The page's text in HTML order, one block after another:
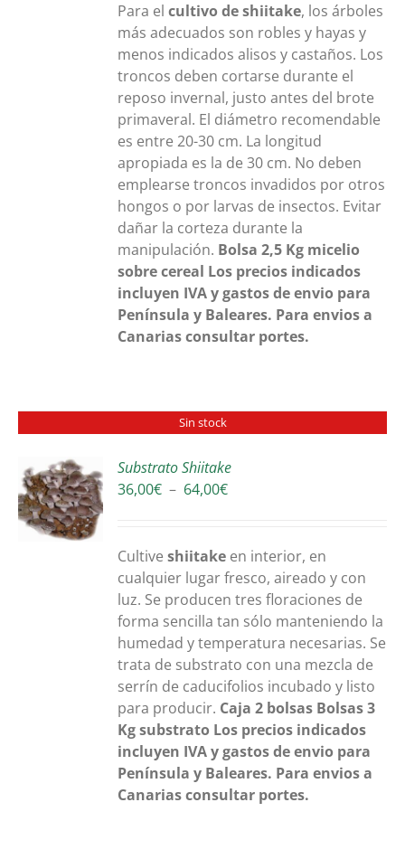
Para elcultivo de shiitake, los árboles
más adecuados son robles y hayas y
menos indicados alisos y castaños. Los
troncos deben cortarse durante el
reposo invernal, justo antes del brote
primaveral. El diámetro recomendable
es entre 20-30 cm. La longitud
apropiada es la de 30 cm. No deben
emplearse troncos invadidos por otros
hongos o por larvas de insectos. Evitar
dañar la corteza durante la
manipulación. Bolsa 2,5 Kg micelio
sobre cereal Los precios indicados
incluyen IVA y gastos de envio para
Península y Baleares. Para envios a
Canarias consultar portes.
Sin stock
Substrato Shiitake
36,00€ – 64,00€Plage
36,00€
à
64,00€
Cultiveshiitake en interior, en
cualquier lugar fresco, aireado y con
luz. Se producen tres floraciones de
forma sencilla tan sólo manteniendo la
humedad y temperatura necesarias. Se
trata de substrato con una mezcla de
serrín de caducifolios incubado y listo
para producir. Caja 2 bolsas Bolsas 3
Kg substrato Los precios indicados
incluyen IVA y gastos de envio para
Península y Baleares. Para envios a
Canarias consultar portes.